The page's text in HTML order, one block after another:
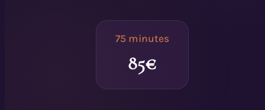
75 minutes
85€